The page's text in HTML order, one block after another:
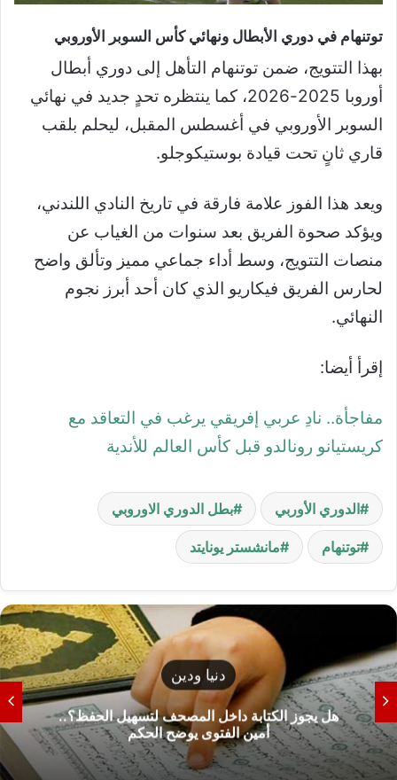
توتنهام في دوري الأبطال ونهائي كأس السوبر الأوروبي
بهذا التتويج، ضمن توتنهام التأهل إلى دوري أبطال
أوروبا 2025-2026، كما ينتظره تحدٍ جديد في نهائي
السوبر الأوروبي في أغسطس المقبل، ليحلم بلقب
قاري ثانٍ تحت قيادة بوستيكوجلو.
ويعد هذا الفوز علامة فارقة في تاريخ النادي اللندني،
ويؤكد صحوة الفريق بعد سنوات من الغياب عن
منصات التتويج، وسط أداء جماعي مميز وتألق واضح
لحارس الفريق فيكاريو الذي كان أحد أبرز نجوم
النهائي.
إقرأ أيضا:
مفاجأة.. نادِ عربي إفريقي يرغب في التعاقد مع
كريستيانو رونالدو قبل كأس العالم للأندية
الدوري الأوربي بطل الدوري الاوروبي
توتنهام مانشستر يونايتد
دنيا ودين
هل يجوز الكتابة داخل المصحف لتسهيل الحفظ؟..
أمين الفتوى يوضح الحكم